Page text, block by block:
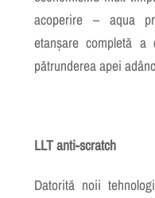
acoperire – aqua
etanșare completă
pătrunderea apei
LLT anti-scratch
Datorită noii